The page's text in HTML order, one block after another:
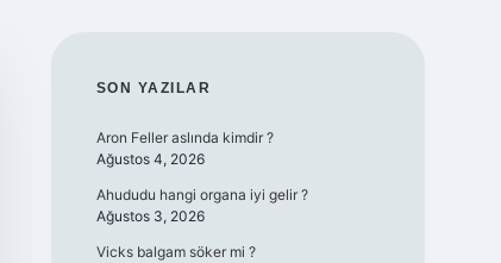
SIDEBAR
SON YAZILAR
Aron Feller aslında kimdir ?
Ağustos 4, 2026
Ahududu hangi organa iyi gelir ?
Ağustos 3, 2026
Vicks balgam söker mi ?